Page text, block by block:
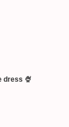
dress 🍨